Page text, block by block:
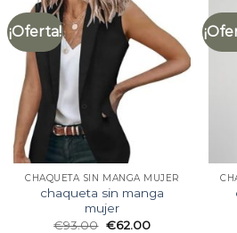
¡Oferta!
CHAQUETA SIN MANGA MUJER
chaqueta sin manga
mujer
€93.00 €62.00